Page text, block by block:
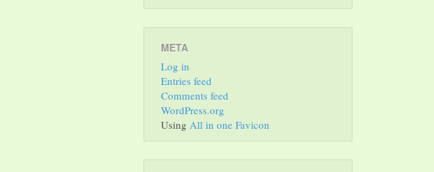
META
Log in
Entries feed
Comments feed
WordPress.org
Using All in one Favicon